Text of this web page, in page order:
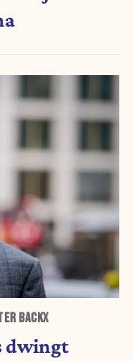
BACKX
dwingt